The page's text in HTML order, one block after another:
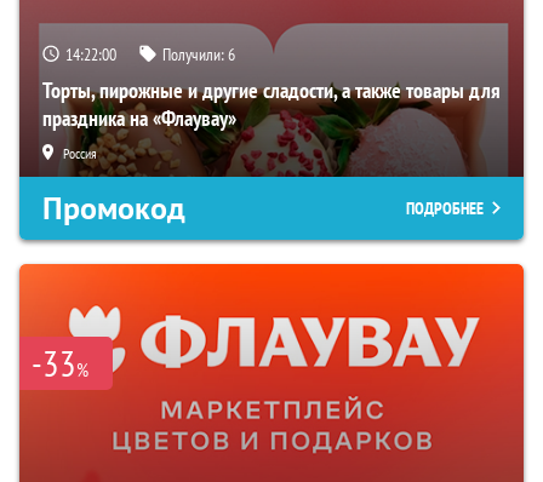
14:21:59 Получили:6
Торты, пирожные и другие сладости, а также товары для
праздника на «Флаувау»
Россия
Промокод ПОДРОБНЕЕ
-33%